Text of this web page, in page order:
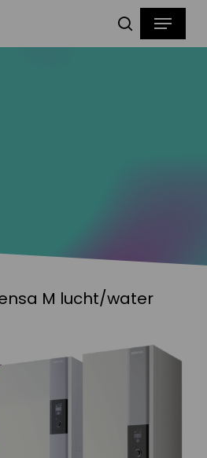
zoeken
Menu
M lucht/water
stilste
op de markt
betrouwbaarheid